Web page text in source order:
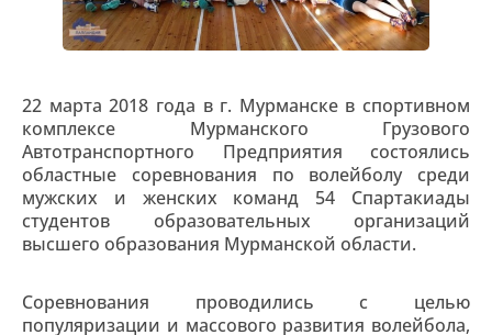
22 марта 2018 года в г. Мурманске в спортивном
комплексе Мурманского Грузового
Автотранспортного Предприятия состоялись
областные соревнования по волейболу среди
мужских и женских команд 54 Спартакиады
студентов образовательных организаций
высшего образования Мурманской области.
Соревнования проводились с целью
популяризации и массового развития волейбола,